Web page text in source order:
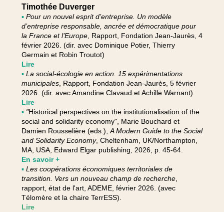
Timothée Duverger
▪ Pour un nouvel esprit d’entreprise. Un modèle
d’entreprise responsable, ancrée et démocratique pour
la France et l’Europe, Rapport, Fondation Jean-Jaurès, 4
février 2026. (dir. avec Dominique Potier, Thierry
Germain et Robin Troutot)
Lire
▪ La social-écologie en action. 15 expérimentations
municipales, Rapport, Fondation Jean-Jaurès, 5 février
2026. (dir. avec Amandine Clavaud et Achille Warnant)
Lire
▪ "Historical perspectives on the institutionalisation of the
social and solidarity economy", Marie Bouchard et
Damien Rousselière (eds.), A Modern Guide to the Social
and Solidarity Economy, Cheltenham, UK/Northampton,
MA, USA, Edward Elgar publishing, 2026, p. 45-64.
En savoir +
▪ Les coopérations économiques territoriales de
transition. Vers un nouveau champ de recherche,
rapport, état de l'art, ADEME, février 2026. (avec
Télomère et la chaire TerrESS).
Lire